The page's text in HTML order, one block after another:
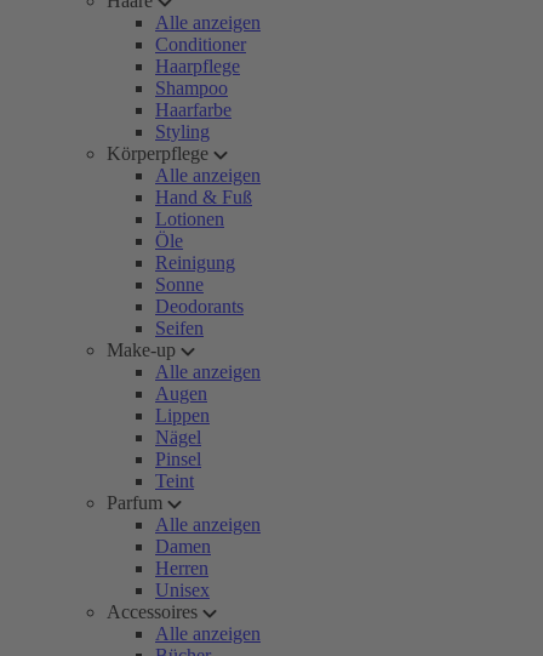
Alle anzeigen
Conditioner
Haarpflege
Shampoo
Haarfarbe
Styling
Körperpflege
Alle anzeigen
Hand & Fuß
Lotionen
Öle
Reinigung
Sonne
Deodorants
Seifen
Make-up
Alle anzeigen
Augen
Lippen
Nägel
Pinsel
Teint
Parfum
Alle anzeigen
Damen
Herren
Unisex
Accessoires
Alle anzeigen